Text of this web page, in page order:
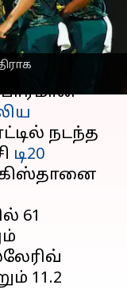
06:19 pm
நடந்த
டி20
61
11.2